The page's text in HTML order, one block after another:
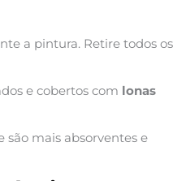
a pintura. Retire todos os
e cobertos com lonas
são mais absorventes e